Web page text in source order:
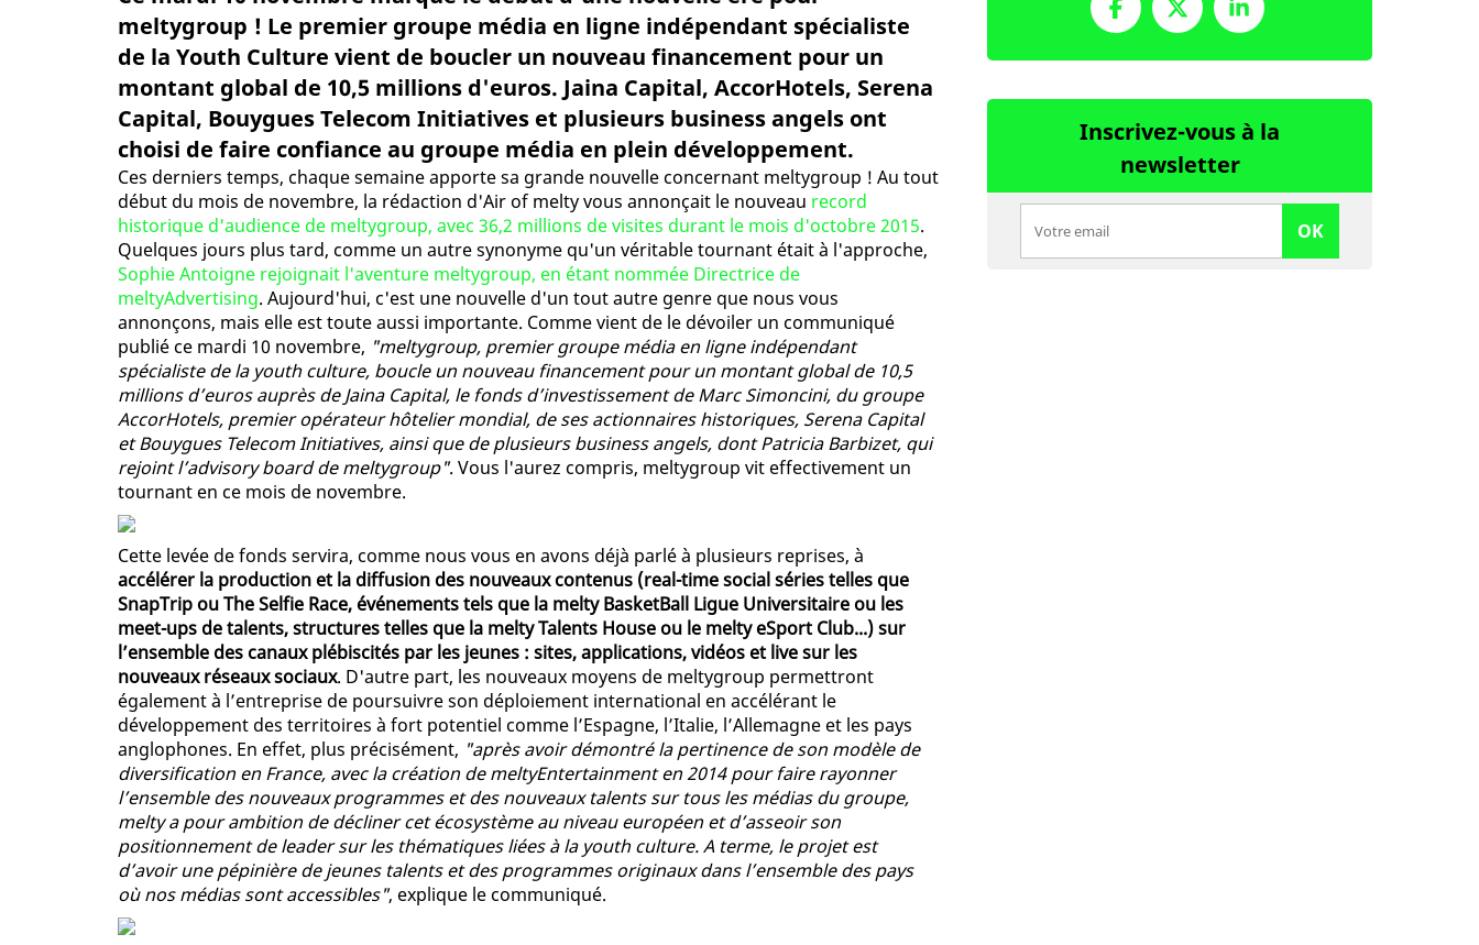
meltygroup ! Le premier groupe média en ligne indépendant spécialiste
de la Youth Culture vient de boucler un nouveau financement pour un
montant global de 10,5 millions d'euros. Jaina Capital, AccorHotels, Serena
Capital, Bouygues Telecom Initiatives et plusieurs business angels ont
choisi de faire confiance au groupe média en plein développement.
Ces derniers temps, chaque semaine apporte sa grande nouvelle concernant meltygroup ! Au tout
début du mois de novembre, la rédaction d'Air of melty vous annonçait le nouveau record
historique d'audience de meltygroup, avec 36,2 millions de visites durant le mois d'octobre 2015.
Quelques jours plus tard, comme un autre synonyme qu'un véritable tournant était à l'approche,
Sophie Antoigne rejoignait l'aventure meltygroup, en étant nommée Directrice de
meltyAdvertising. Aujourd'hui, c'est une nouvelle d'un tout autre genre que nous vous
annonçons, mais elle est toute aussi importante. Comme vient de le dévoiler un communiqué
publié ce mardi 10 novembre, "meltygroup, premier groupe média en ligne indépendant
spécialiste de la youth culture, boucle un nouveau financement pour un montant global de 10,5
millions d’euros auprès de Jaina Capital, le fonds d’investissement de Marc Simoncini, du groupe
AccorHotels, premier opérateur hôtelier mondial, de ses actionnaires historiques, Serena Capital
et Bouygues Telecom Initiatives, ainsi que de plusieurs business angels, dont Patricia Barbizet, qui
rejoint l’advisory board de meltygroup". Vous l'aurez compris, meltygroup vit effectivement un
tournant en ce mois de novembre.
Cette levée de fonds servira, comme nous vous en avons déjà parlé à plusieurs reprises, à
accélérer la production et la diffusion des nouveaux contenus (real-time social séries telles que
SnapTrip ou The Selfie Race, événements tels que la melty BasketBall Ligue Universitaire ou les
meet-ups de talents, structures telles que la melty Talents House ou le melty eSport Club...) sur
l’ensemble des canaux plébiscités par les jeunes : sites, applications, vidéos et live sur les
nouveaux réseaux sociaux. D'autre part, les nouveaux moyens de meltygroup permettront
également à l’entreprise de poursuivre son déploiement international en accélérant le
développement des territoires à fort potentiel comme l’Espagne, l’Italie, l’Allemagne et les pays
anglophones. En effet, plus précisément, "après avoir démontré la pertinence de son modèle de
diversification en France, avec la création de meltyEntertainment en 2014 pour faire rayonner
l’ensemble des nouveaux programmes et des nouveaux talents sur tous les médias du groupe,
melty a pour ambition de décliner cet écosystème au niveau européen et d’asseoir son
positionnement de leader sur les thématiques liées à la youth culture. A terme, le projet est
d’avoir une pépinière de jeunes talents et des programmes originaux dans l’ensemble des pays
où nos médias sont accessibles", explique le communiqué.
Inscrivez-vous à la
newsletter
OK